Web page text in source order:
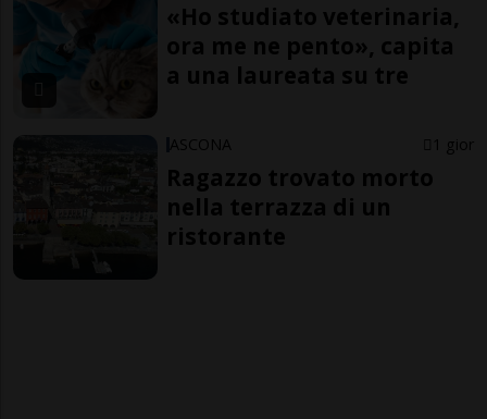
«Ho studiato veterinaria,
ora me ne pento», capita
a una laureata su tre
ASCONA 1 gior
Ragazzo trovato morto
nella terrazza di un
ristorante